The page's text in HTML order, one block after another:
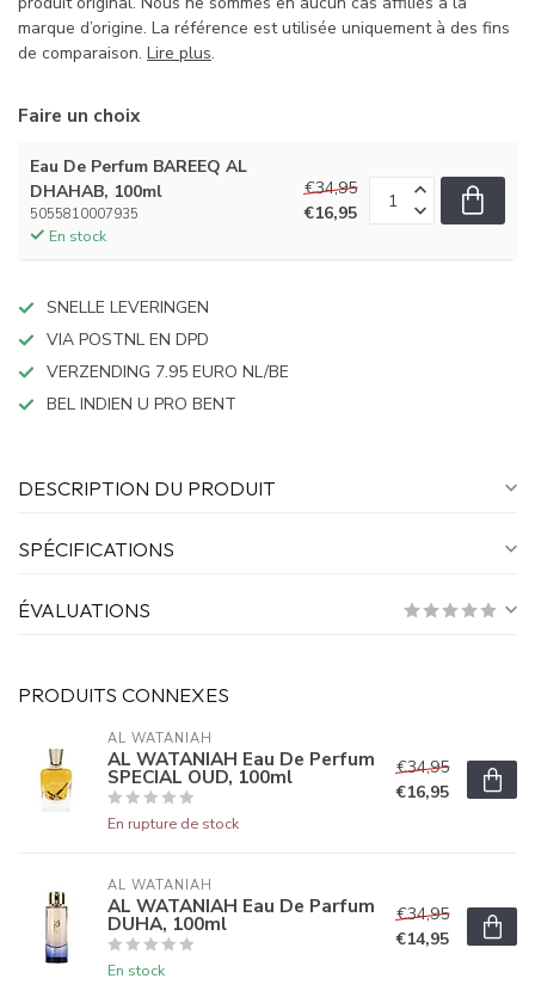
marque d’origine. La référence est utilisée uniquement à des fins
de comparaison. Lire plus.
Faire un choix
Eau De Perfum BAREEQ AL
DHAHAB, 100ml
5055810007935
En stock
€34,95
€16,95
SNELLE LEVERINGEN
VIA POSTNL EN DPD
VERZENDING 7.95 EURO NL/BE
BEL INDIEN U PRO BENT
DESCRIPTION DU PRODUIT
SPÉCIFICATIONS
ÉVALUATIONS
PRODUITS CONNEXES
AL WATANIAH
AL WATANIAH Eau De Perfum
SPECIAL OUD, 100ml
En rupture de stock
€34,95
€16,95
AL WATANIAH
AL WATANIAH Eau De Parfum
DUHA, 100ml
En stock
€34,95
€14,95